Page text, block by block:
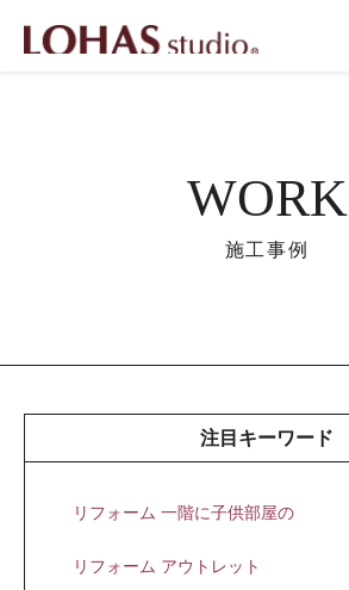
WORK
施工事例
注目キーワード
リフォーム 一階に子供部屋の
リフォーム アウトレット